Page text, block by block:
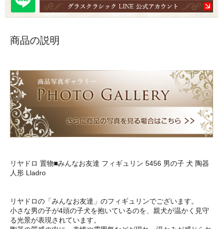
商品の説明
リヤドロ 置物■みんなお友達 フィギュリン 5456 男の子 犬 陶器
人形 Lladro
リヤドロの「みんなお友達」のフィギュリンでございます。
小さな男の子が4頭の子犬を抱いているのを、親犬が温かく見守
る光景が表現されています。